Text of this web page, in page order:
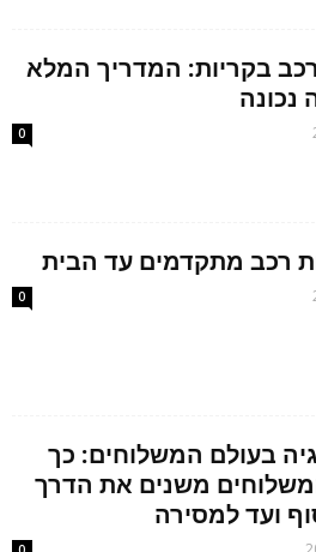
best attainable options at
בקריות: המדריך המלא
נכונה
0
רכב מתקדמים עד הבית
0
בעולם המשלוחים: כך
משנים את הדרך
ועד למסירה